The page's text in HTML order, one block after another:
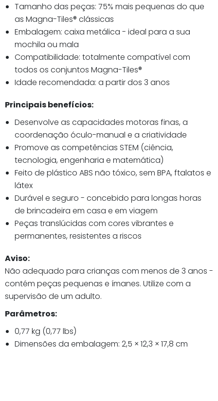
Tamanho das peças: 75% mais pequenas do que
as Magna-Tiles® clássicas
Embalagem: caixa metálica - ideal para a sua
mochila ou mala
Compatibilidade: totalmente compatível com
todos os conjuntos Magna-Tiles®
Idade recomendada: a partir dos 3 anos
Principais benefícios:
Desenvolve as capacidades motoras finas, a
coordenação óculo-manual e a criatividade
Promove as competências STEM (ciência,
tecnologia, engenharia e matemática)
Feito de plástico ABS não tóxico, sem BPA, ftalatos e
látex
Durável e seguro - concebido para longas horas
de brincadeira em casa e em viagem
Peças translúcidas com cores vibrantes e
permanentes, resistentes a riscos
Aviso:
Não adequado para crianças com menos de 3 anos -
contém peças pequenas e ímanes. Utilize com a
supervisão de um adulto.
Parâmetros:
0,77 kg (0,77 lbs)
Dimensões da embalagem: 2,5 × 12,3 × 17,8 cm